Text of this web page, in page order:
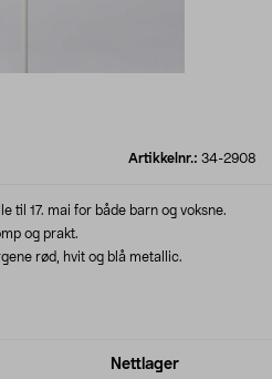
Artikkelnr.: 34-2908
Nettlager
til 17. mai for både barn og voksne.
og prakt.
rød, hvit og blå metallic.